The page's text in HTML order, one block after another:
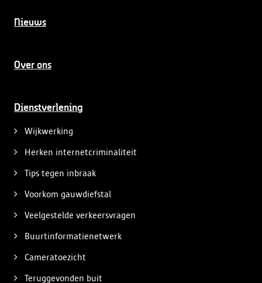
Nieuws
Over ons
Dienstverlening
Wijkwerking
Herken internetcriminaliteit
Tips tegen inbraak
Voorkom gauwdiefstal
Veelgestelde verkeersvragen
Buurtinformatienetwerk
Cameratoezicht
Teruggevonden buit